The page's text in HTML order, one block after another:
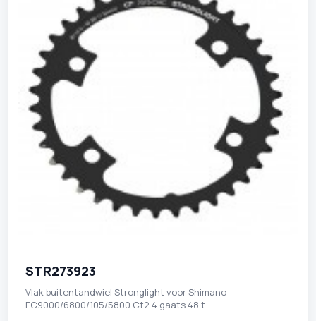
STR273923
Vlak buitentandwiel Stronglight voor Shimano
FC9000/6800/105/5800 Ct2 4 gaats 48 t.